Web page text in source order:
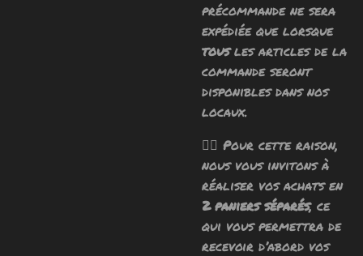
précommande ne sera
expédiée que lorsque
tousles articles de la
commande seront
disponibles dans nos
locaux.
🧙‍♂️ Pour cette raison,
nous vous invitons à
réaliser vos achats en
2 paniers séparés, ce
qui vous permettra de
recevoir d’abord vos